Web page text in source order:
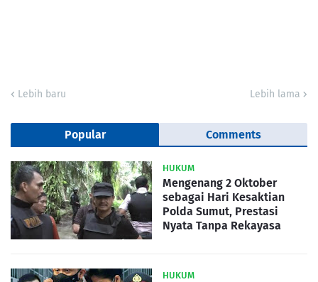
Lebih baru Lebih lama
Popular Comments
HUKUM
Mengenang 2 Oktober
sebagai Hari Kesaktian
Polda Sumut, Prestasi
Nyata Tanpa Rekayasa
HUKUM